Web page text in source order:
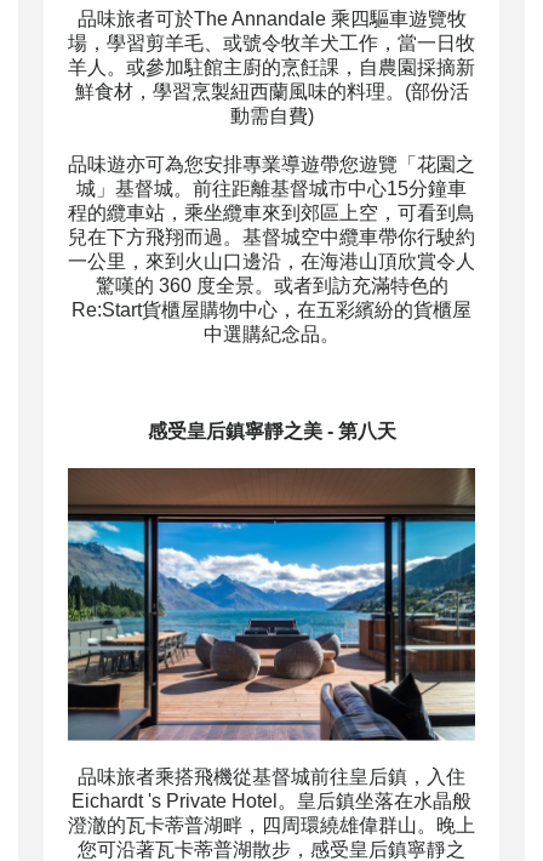
品味旅者可於The Annandale 乘四驅車遊覽牧
場，學習剪羊毛、或號令牧羊犬工作，當一日牧
羊人。或參加駐館主廚的烹飪課，自農園採摘新
鮮食材，學習烹製紐西蘭風味的料理。 (部份活
動需自費)
品味遊亦可為您安排專業導遊帶您遊覽「花園之
城」基督城。前往距離基督城市中心15分鐘車
程的纜車站，乘坐纜車來到郊區上空，可看到鳥
兒在下方飛翔而過。基督城空中纜車帶你行駛約
一公里，來到火山口邊沿，在海港山頂欣賞令人
驚嘆的 360 度全景。或者到訪充滿特色的
Re:Start貨櫃屋購物中心，在五彩繽紛的貨櫃屋
中選購紀念品。
感受皇后鎮寧靜之美- 第八天
品味旅者乘搭飛機從基督城前往皇后鎮，入住
Eichardt 's Private Hotel。皇后鎮坐落在水晶般
澄澈的瓦卡蒂普湖畔，四周環繞雄偉群山。晚上
您可沿著瓦卡蒂普湖散步，感受皇后鎮寧靜之